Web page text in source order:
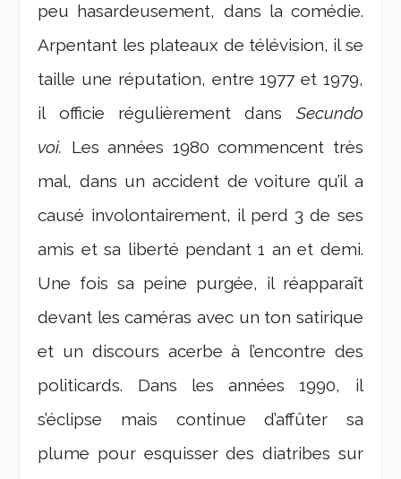
peu hasardeusement, dans la comédie.
Arpentant les plateaux de télévision, il se
taille une réputation, entre 1977 et 1979,
il officie régulièrement dans Secundo
voi. Les années 1980 commencent très
mal, dans un accident de voiture qu’il a
causé involontairement, il perd 3 de ses
amis et sa liberté pendant 1 an et demi.
Une fois sa peine purgée, il réapparaît
devant les caméras avec un ton satirique
et un discours acerbe à l’encontre des
politicards. Dans les années 1990, il
s’éclipse mais continue d’affûter sa
plume pour esquisser des diatribes sur